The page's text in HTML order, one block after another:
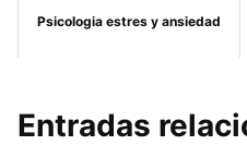
Psicologia estres y ansiedad
Entradas